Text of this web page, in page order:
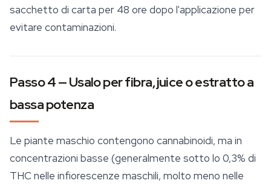
sacchetto di carta per 48 ore dopo l'applicazione per
evitare contaminazioni.
Passo 4 — Usalo per fibra, juice o estratto a
bassa potenza
Le piante maschio contengono cannabinoidi, ma in
concentrazioni basse (generalmente sotto lo 0,3% di
THC nelle infiorescenze maschili, molto meno nelle